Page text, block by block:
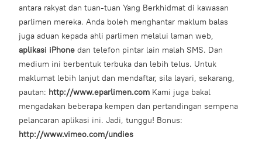
antara rakyat dan tuan-tuan Yang Berkhidmat di kawasan
parlimen mereka. Anda boleh menghantar maklum balas
juga aduan kepada ahli parlimen melalui laman web,
aplikasi iPhone dan telefon pintar lain malah SMS. Dan
medium ini berbentuk terbuka dan lebih telus. Untuk
maklumat lebih lanjut dan mendaftar, sila layari, sekarang,
pautan: http://www.eparlimen.com Kami juga bakal
mengadakan beberapa kempen dan pertandingan sempena
pelancaran aplikasi ini. Jadi, tunggu! Bonus:
http://www.vimeo.com/undies